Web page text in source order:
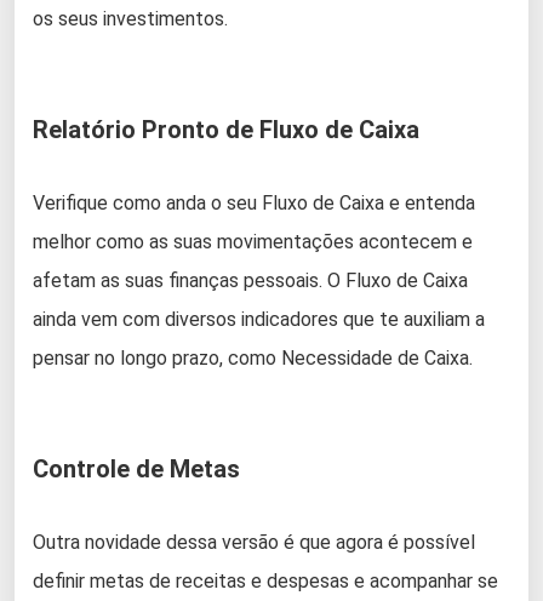
os seus investimentos.
Relatório Pronto de Fluxo de Caixa
Verifique como anda o seu Fluxo de Caixa e entenda
melhor como as suas movimentações acontecem e
afetam as suas finanças pessoais. O Fluxo de Caixa
ainda vem com diversos indicadores que te auxiliam a
pensar no longo prazo, como Necessidade de Caixa.
Controle de Metas
Outra novidade dessa versão é que agora é possível
definir metas de receitas e despesas e acompanhar se